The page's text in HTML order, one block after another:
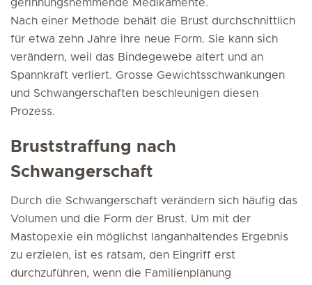
gerinnungshemmende Medikamente.
Nach einer Methode behält die Brust durchschnittlich
für etwa zehn Jahre ihre neue Form. Sie kann sich
verändern, weil das Bindegewebe altert und an
Spannkraft verliert. Grosse Gewichtsschwankungen
und Schwangerschaften beschleunigen diesen
Prozess.
Bruststraffung nach
Schwangerschaft
Durch die Schwangerschaft verändern sich häufig das
Volumen und die Form der Brust. Um mit der
Mastopexie ein möglichst langanhaltendes Ergebnis
zu erzielen, ist es ratsam, den Eingriff erst
durchzuführen, wenn die Familienplanung